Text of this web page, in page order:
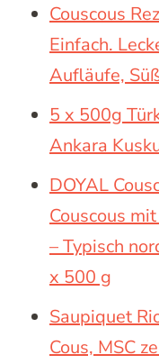
Couscous
Einfach.
Aufläufe,
5 x 500g
Ankara
DOYAL
Couscous
– Typisch
x 500 g
Saupiquet
Cous, MSC